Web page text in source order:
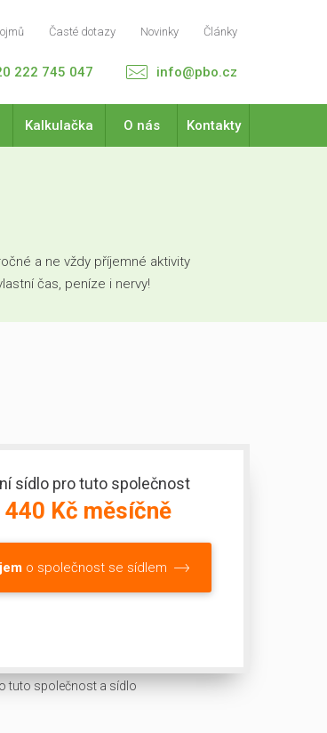
Časté dotazy Novinky Články
info@pbo.cz
222 745 047
Kalkulačka O nás Kontakty
a ne vždy příjemné aktivity
čas, peníze i nervy!
sídlo pro tuto společnost
440 Kč měsíčně
o společnost se sídlem
tuto společnost a sídlo